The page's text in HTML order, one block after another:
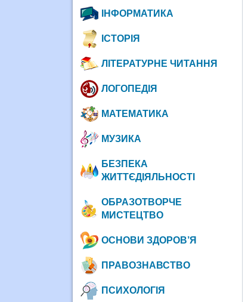
ІНФОРМАТИКА
ІСТОРІЯ
ЛІТЕРАТУРНЕ ЧИТАННЯ
ЛОГОПЕДІЯ
МАТЕМАТИКА
МУЗИКА
БЕЗПЕКА
ЖИТТЄДІЯЛЬНОСТІ
ОБРАЗОТВОРЧЕ
МИСТЕЦТВО
ОСНОВИ ЗДОРОВ’Я
ПРАВОЗНАВСТВО
ПСИХОЛОГІЯ